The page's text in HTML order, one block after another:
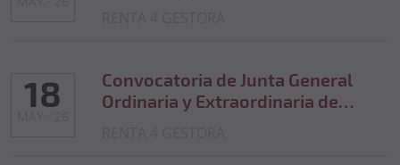
18
Convocatoria de Junta General
Ordinaria y Extraordinaria de